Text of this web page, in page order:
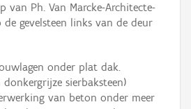
van Ph. Van Marcke-Architecte-
de gevelsteen links van de deur
onder plat dak.
donkergrijze sierbaksteen)
van beton onder meer